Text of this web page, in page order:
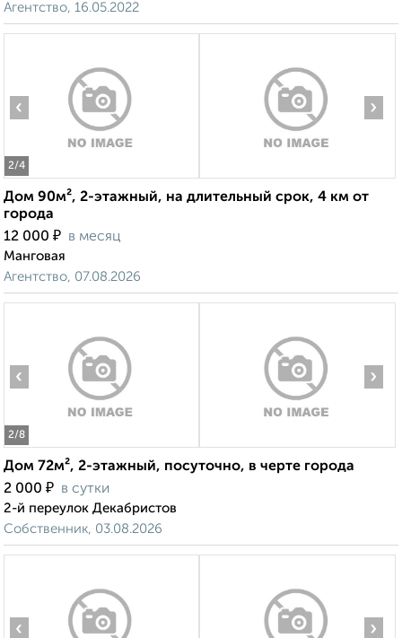
Агентство, 16.05.2022
2/4
‹ ›
Дом 90м², 2-этажный, на длительный срок, 4 км от
города
12 000 ₽ в месяц
Манговая
Агентство, 07.08.2026
2/8
‹ ›
Дом 72м², 2-этажный, посуточно, в черте города
2 000 ₽ в сутки
2-й переулок Декабристов
Собственник, 03.08.2026
‹ ›